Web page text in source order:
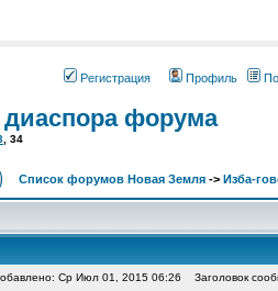
Регистрация Профиль
форума
34
Список форумов Новая Земля -> Изба-
Ср Июл 01, 2015 06:26 Заголовок